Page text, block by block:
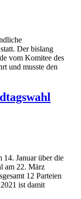
Der bislang
vom Komitee des
und musste den
Januar über die
am 22. März
12 Parteien
ist damit